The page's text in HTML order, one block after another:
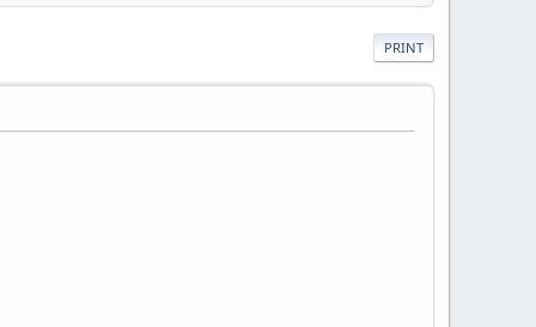
PRINT